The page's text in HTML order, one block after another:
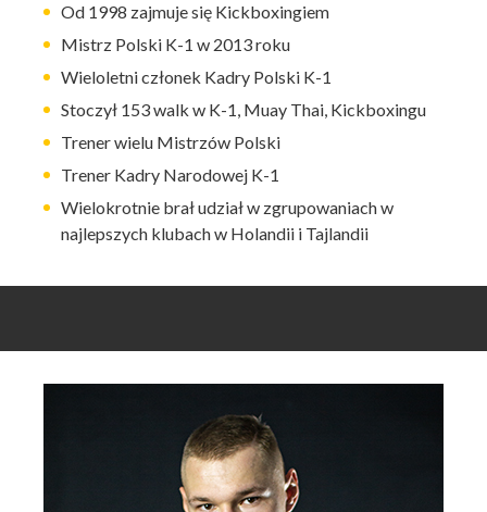
Od 1998 zajmuje się Kickboxingiem
Mistrz Polski K-1 w 2013 roku
Wieloletni członek Kadry Polski K-1
Stoczył 153 walk w K-1, Muay Thai, Kickboxingu
Trener wielu Mistrzów Polski
Trener Kadry Narodowej K-1
Wielokrotnie brał udział w zgrupowaniach w
najlepszych klubach w Holandii i Tajlandii